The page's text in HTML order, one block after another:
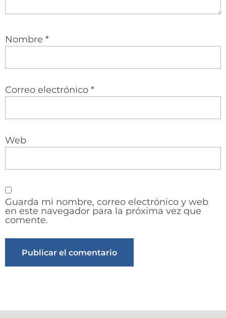
Nombre *
Correo electrónico *
Web
Guarda mi nombre, correo electrónico y web
en este navegador para la próxima vez que
comente.